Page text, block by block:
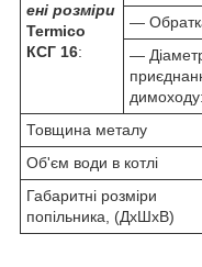
ені розміри
Termico
КСГ 16:
—
—
димоходу:
Товщина металу
Об'єм води в котлі
Габаритні розміри
попільника, (ДхШхВ)